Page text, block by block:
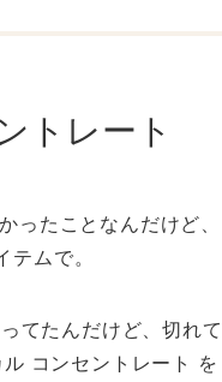
トレート
ったことなんだけど、
ムで。
てたんだけど、切れて
コンセントレート を